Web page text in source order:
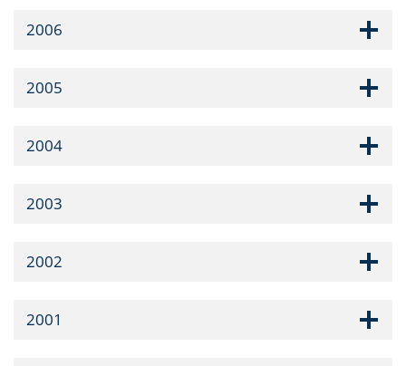
2006
2005
2004
2003
2002
2001